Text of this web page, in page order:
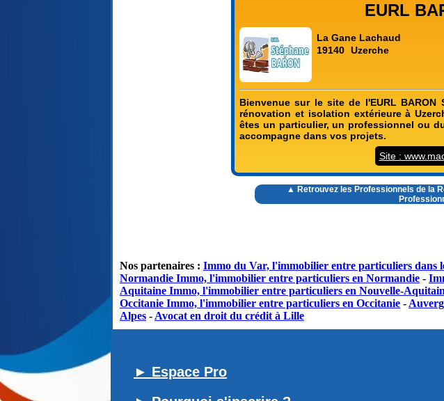
EURL
La Gane Lachaud
19140 Uzerche
Bienvenue sur le site de l'EURL BARON
rénovation et isolation extérieure à
êtes un particulier, un professionnel ou
accompagne dans vos projets.
Site :
▲ Retrouvez les Professionnels de la
Nos partenaires : Immo du Var, l'immobilier entre particuliers dans
Normandie Immo, l'immobilier entre particuliers en Normandie -
Aquitaine Immo, l'immobilier entre particuliers en Nouvelle-
Occitanie Immo, l'immobilier entre particuliers en Occitanie -
Alpes - Avocat en droit du crédit à Lille
► Espace Pro